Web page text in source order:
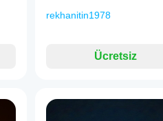
rekhanitin1978
Ücretsiz